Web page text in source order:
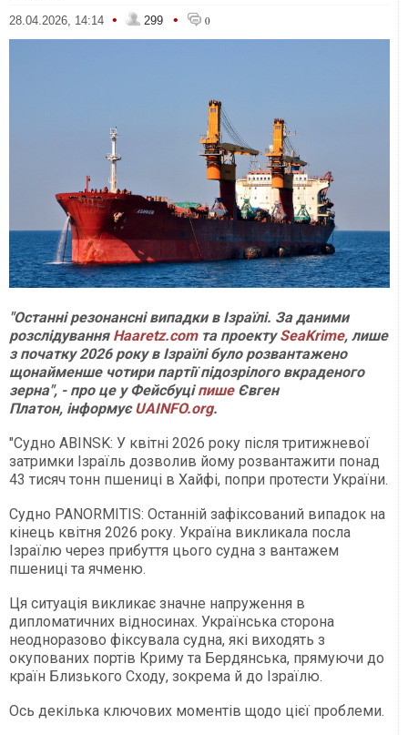
28.04.2026, 14:14 • 299 • 0
"Останні резонансні випадки в Ізраїлі. За даними
розслідування Haaretz.comта проектуSeaKrime, лише
з початку 2026 року в Ізраїлі було розвантажено
щонайменше чотири партії підозрілого вкраденого
зерна", - про це у ФейсбуціпишеЄвген
Платон, інформуєUAINFO.org.
"Судно ABINSK: У квітні 2026 року після тритижневої
затримки Ізраїль дозволив йому розвантажити понад
43 тисяч тонн пшениці в Хайфі, попри протести України.
Судно PANORMITIS: Останній зафіксований випадок на
кінець квітня 2026 року. Україна викликала посла
Ізраїлю через прибуття цього судна з вантажем
пшениці та ячменю.
Ця ситуація викликає значне напруження в
дипломатичних відносинах. Українська сторона
неодноразово фіксувала судна, які виходять з
окупованих портів Криму та Бердянська, прямуючи до
країн Близького Сходу, зокрема й до Ізраїлю.
Ось декілька ключових моментів щодо цієї проблеми.